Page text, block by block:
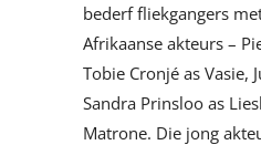
bederf fliekgangers
Afrikaanse akteurs –
Tobie Cronjé as Vasie,
Sandra Prinsloo as
Matrone. Die jong